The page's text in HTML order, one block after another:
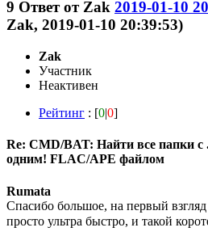
9 Ответ отZak 2019-01-10
Zak, 2019-01-10 20:39:53)
Zak
Участник
Неактивен
Рейтинг : [0|0]
Re: CMD/BAT: Найти все папки
одним! FLAC/APE файлом
Rumata
Спасибо большое, на первый взгляд
просто ультра быстро, и такой